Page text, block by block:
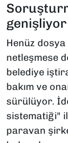
genişliyor
Henüz
netleşmese
belediye
bakım ve
sürülüyor.
sistematiği"
paravan